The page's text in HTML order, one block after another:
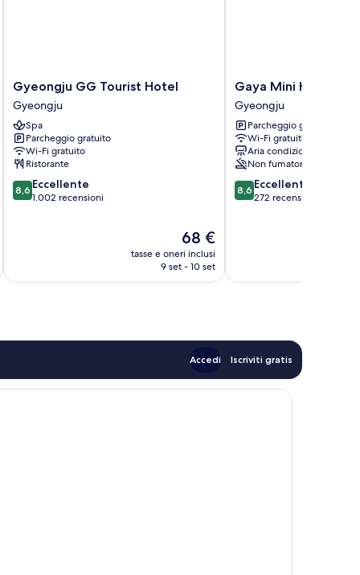
Gyeongju
GG
Tourist
Hotel
Gyeongju
Gyeongju GG Tourist Hotel
Gyeongju
Spa
Parcheggio gratuito
Wi-Fi gratuito
Ristorante
8.6
su
8,6 Eccellente
1.002 recensioni
Il
prezzo
attuale
68 €
tasse e oneri inclusi
9 set - 10 set
Gaya
Mini
Hotel
Gyeongju
Gaya Mini Hotel
Gyeongju
Parcheggio gratuito
Wi-Fi gratuito
Aria condizionata
Non fumatori
8.6
su
8,6 Eccellente
272 recensioni
Accedi Iscriviti gratis